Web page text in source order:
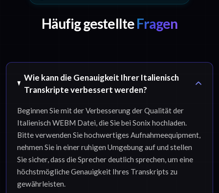
Häufig gestellteFragen
Wie kann die Genauigkeit Ihrer Italienisch
Transkripte verbessert werden?
Beginnen Sie mit der Verbesserung der Qualität der
Italienisch WEBM Datei, die Sie bei Sonix hochladen.
Bitte verwenden Sie hochwertiges Aufnahmeequipment,
nehmen Sie in einer ruhigen Umgebung auf und stellen
Sie sicher, dass die Sprecher deutlich sprechen, um eine
höchstmögliche Genauigkeit Ihres Transkripts zu
gewährleisten.